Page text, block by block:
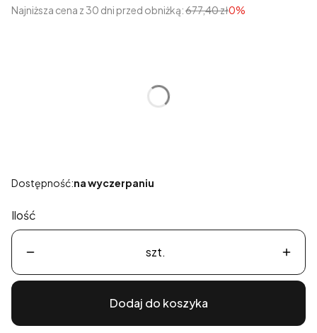
Najniższa cena z 30 dni przed obniżką:677,40 zł0%
Dostępność:na wyczerpaniu
Ilość
szt.
Dodaj do koszyka